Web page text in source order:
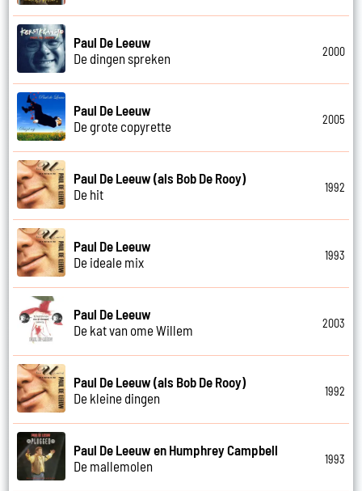
Paul De Leeuw
De dingen spreken
2000
Paul De Leeuw
De grote copyrette
2005
Paul De Leeuw (als Bob De Rooy)
De hit
1992
Paul De Leeuw
De ideale mix
1993
Paul De Leeuw
De kat van ome Willem
2003
Paul De Leeuw (als Bob De Rooy)
De kleine dingen
1992
Paul De Leeuw en Humphrey Campbell
De mallemolen
1993